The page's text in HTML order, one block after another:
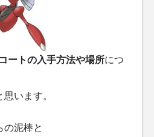
ートの入手方法や場所につ
います。
の泥棒と